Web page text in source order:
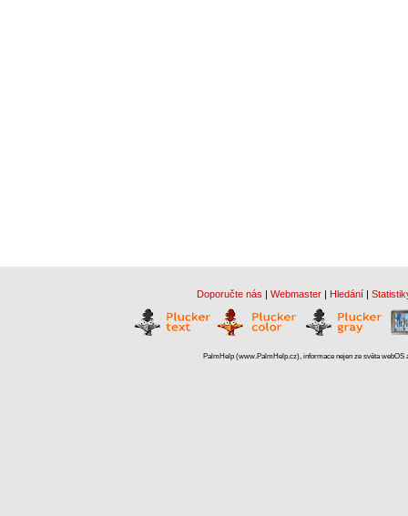
Doporučte nás | Webmaster | Hledání |
PalmHelp (www.PalmHelp.cz), informace nejen ze světa